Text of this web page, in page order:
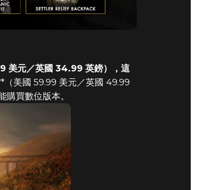
美元／英國 34.99 英鎊），這
美國 59.99 美元／英國 49.99
買數位版本。